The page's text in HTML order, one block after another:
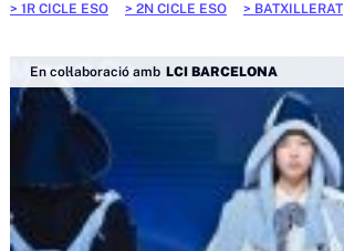
1R CICLE ESO 2N CICLE ESO BATXILLERAT
En col·laboració amb LCI BARCELONA